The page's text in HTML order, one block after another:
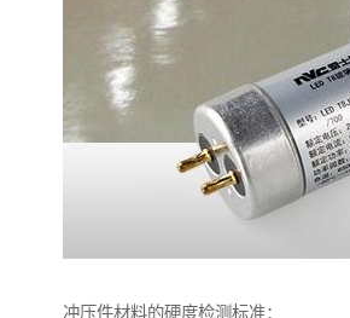
冲压件材料的硬度检测标准：